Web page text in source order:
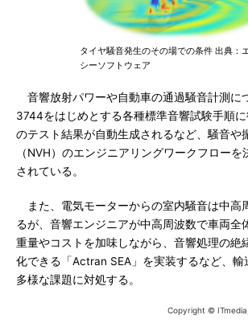
タイヤ騒音発生のその場での条件 出典：
シーソフトウェア
音響放射パワーや自動車の通過騒音計測に
3744をはじめとする各種標準音響試験手順
のテスト結果が自動生成されるなど、騒音や
（NVH）のエンジニアリングワークフロー
されている。
また、電気モーターからの室内騒音は中高
るが、音響エンジニアが中高周波数で車両全
重量やコストを加味しながら、音響処理の絶
化できる「Actran SEA」を実装するなど、輸
多様な課題に対処する。
Copyright ©